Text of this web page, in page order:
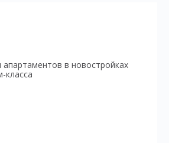
в новостройках
класса